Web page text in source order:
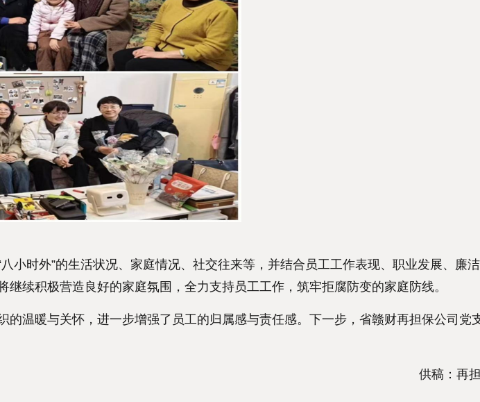
时外”的生活状况、家庭情况、社交往来等，并结合员工工作表现、职业发展、廉
续积极营造良好的家庭氛围，全力支持员工工作，筑牢拒腐防变的家庭防线。
暖与关怀，进一步增强了员工的归属感与责任感。下一步，省赣财再担保公司党
供稿：再担